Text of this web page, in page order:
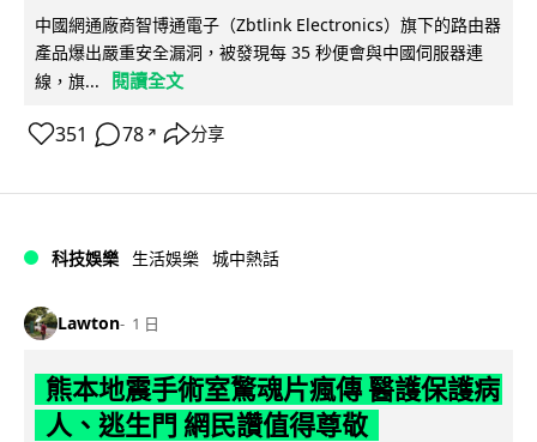
中國網通廠商智博通電子（Zbtlink Electronics）旗下的路由器
產品爆出嚴重安全漏洞，被發現每 35 秒便會與中國伺服器連
線，旗...
閱讀全文
351 78 ↗ 分享
科技娛樂 生活娛樂 城中熱話
Lawton 1 日
熊本地震手術室驚魂片瘋傳 醫護保護病
人、逃生門 網民讚值得尊敬